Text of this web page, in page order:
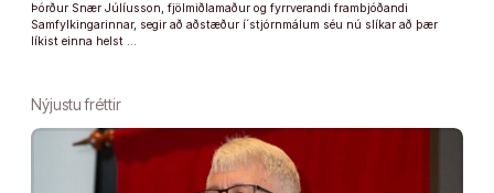
Þórður Snær Júlíusson, fjölmiðlamaður og fyrrverandi frambjóðandi
Samfylkingarinnar, segir að aðstæður í´stjórnmálum séu nú slíkar að þær
líkist einna helst …
Nýjustu fréttir